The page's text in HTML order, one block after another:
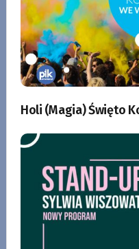
Holi (Magia) Święto